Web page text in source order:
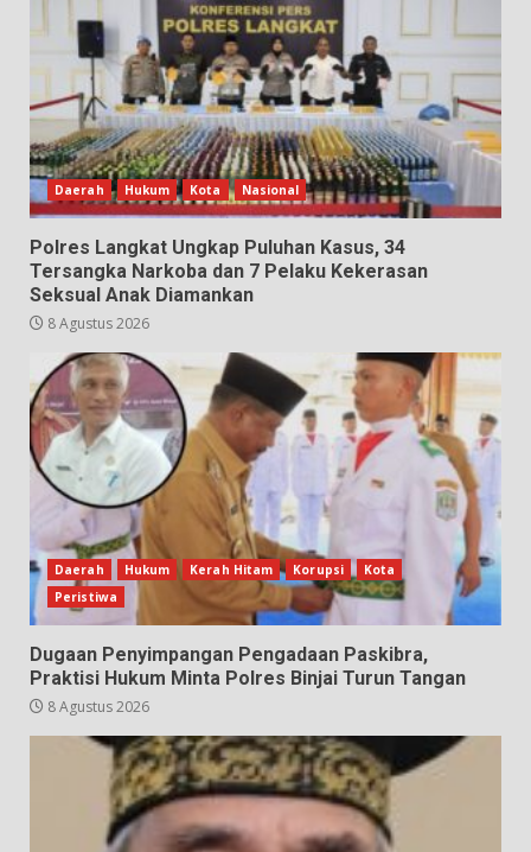
Daerah Hukum Kota Nasional
Polres Langkat Ungkap Puluhan Kasus, 34
Tersangka Narkoba dan 7 Pelaku Kekerasan
Seksual Anak Diamankan
8 Agustus 2026
Daerah Hukum Kerah Hitam Korupsi
Kota
Peristiwa
Dugaan Penyimpangan Pengadaan Paskibra,
Praktisi Hukum Minta Polres Binjai Turun Tangan
8 Agustus 2026